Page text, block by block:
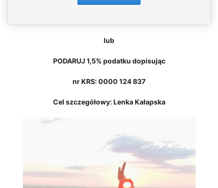
lub
PODARUJ 1,5% podatku dopisując
nr KRS: 0000 124 837
Cel szczegółowy: Lenka Kałapska